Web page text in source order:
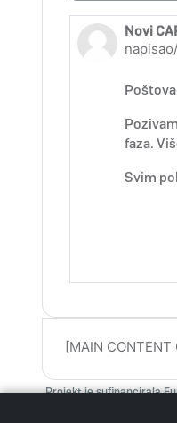
Novi
Broj
faza.
Svim
[MAIN CONTENT
Projekt je sufinancirala
fondovima možete naći